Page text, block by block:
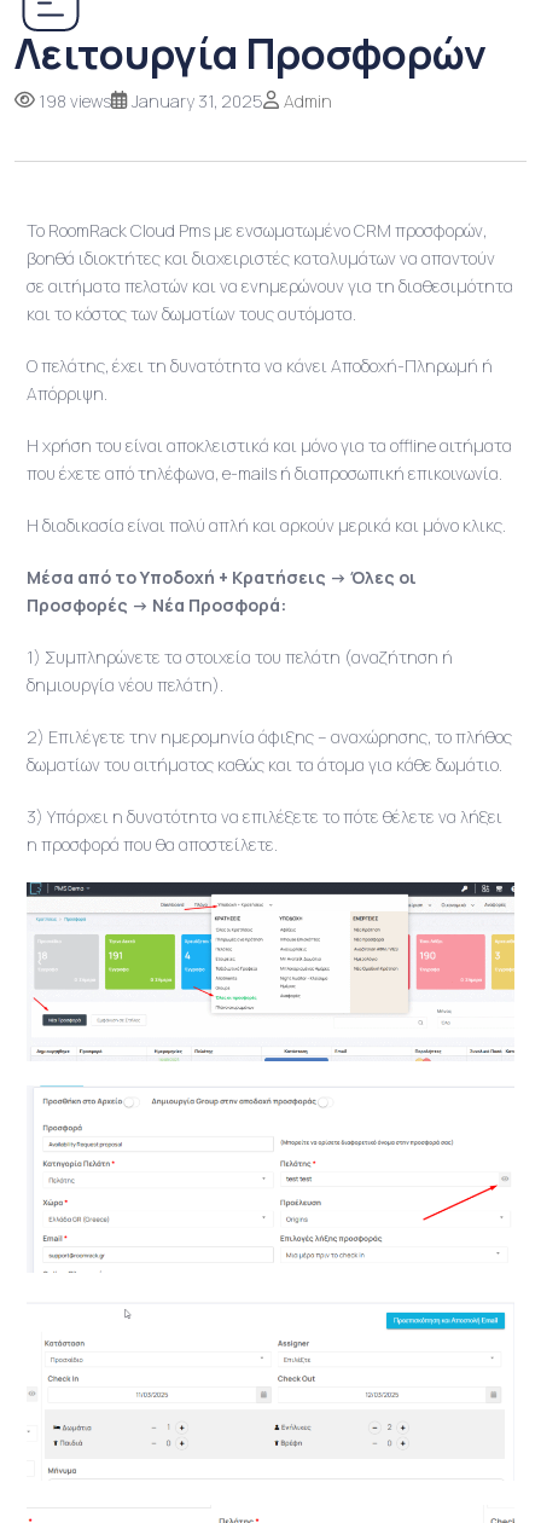
Λειτουργία Προσφορών
198 views January 31, 2025 Admin
Το RoomRack Cloud Pms με ενσωματωμένο CRM προσφορών,
βοηθά ιδιοκτήτες και διαχειριστές καταλυμάτων να απαντούν
σε αιτήματα πελατών και να ενημερώνουν για τη διαθεσιμότητα
και το κόστος των δωματίων τους αυτόματα.
Ο πελάτης, έχει τη δυνατότητα να κάνει Αποδοχή-Πληρωμή ή
Απόρριψη.
Η χρήση του είναι αποκλειστικά και μόνο για τα offline αιτήματα
που έχετε από τηλέφωνα, e-mails ή διαπροσωπική επικοινωνία.
Η διαδικασία είναι πολύ απλή και αρκούν μερικά και μόνο κλικς.
Μέσα από το Υποδοχή + Κρατήσεις -> Όλες οι
Προσφορές -> Νέα Προσφορά:
1) Συμπληρώνετε τα στοιχεία του πελάτη (αναζήτηση ή
δημιουργία νέου πελάτη).
2) Επιλέγετε την ημερομηνία άφιξης – αναχώρησης, το πλήθος
δωματίων του αιτήματος καθώς και τα άτομα για κάθε δωμάτιο.
3) Υπάρχει η δυνατότητα να επιλέξετε το πότε θέλετε να λήξει
η προσφορά που θα αποστείλετε.